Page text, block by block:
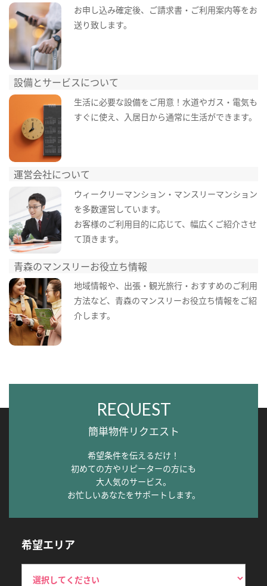
お申し込み確定後、ご請求書・ご利用案内等をお
送り致します。
設備とサービスについて
生活に必要な設備をご用意！水道やガス・電気も
すぐに使え、入居日から通常に生活ができます。
運営会社について
ウィークリーマンション・マンスリーマンション
を多数運営しています。
お客様のご利用目的に応じて、幅広くご紹介させ
て頂きます。
青森のマンスリーお役立ち情報
地域情報や、出張・観光旅行・おすすめのご利用
方法など、青森のマンスリーお役立ち情報をご紹
介します。
REQUEST
簡単物件リクエスト
希望条件を伝えるだけ！
初めての方やリピーターの方にも
大人気のサービス。
お忙しいあなたをサポートします。
希望エリア